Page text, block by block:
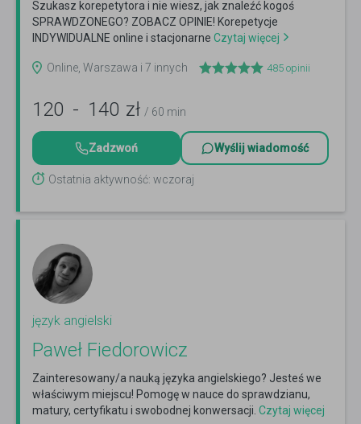
Szukasz korepetytora i nie wiesz, jak znaleźć kogoś
SPRAWDZONEGO? ZOBACZ OPINIE! Korepetycje
INDYWIDUALNE online i stacjonarne Czytaj więcej
Online, Warszawa i 7 innych 485 opinii
120 - 140 zł / 60 min
Zadzwoń Wyślij wiadomość
Ostatnia aktywność: wczoraj
język angielski
Paweł Fiedorowicz
Zainteresowany/a nauką języka angielskiego? Jesteś we
właściwym miejscu! Pomogę w nauce do sprawdzianu,
matury, certyfikatu i swobodnej konwersacji. Czytaj więcej